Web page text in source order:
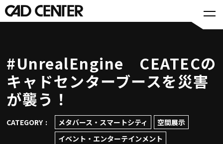
#UnrealEngine CEATECの
キャドセンターブースを災害
が襲う！
CATEGORY メタバース・スマートシティ​
空間展示
イベント・エンターテインメント